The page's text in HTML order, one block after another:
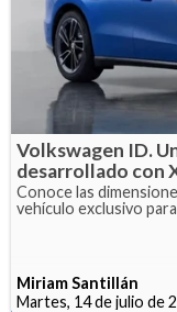
Volkswagen ID.
desarrollado con
Conoce las
vehículo exclusivo
Miriam Santillán
Martes, 14 de julio de